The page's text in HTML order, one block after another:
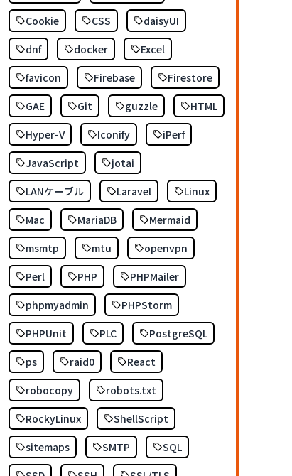
Cookie
CSS
daisyUI
dnf
docker
Excel
favicon
Firebase
Firestore
GAE
Git guzzle
HTML
Hyper-V
Iconify
iPerf
JavaScript
jotai
LANケーブル
Laravel
Linux
Mac
MariaDB
Mermaid
msmtp
mtu
openvpn
Perl
PHP
PHPMailer
phpmyadmin
PHPStorm
PHPUnit
PLC
PostgreSQL
ps
raid0
React
robocopy
robots.txt
RockyLinux
ShellScript
sitemaps
SMTP
SQL